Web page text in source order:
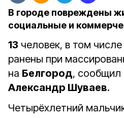
В городе повреждены
социальные и
13 человек, в том числе
ранены при
на Белгород, сообщил
Александр Шуваев.
Четырёхлетний